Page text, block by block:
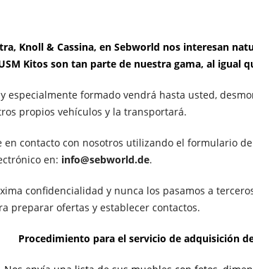
Knoll & Cassina, en Sebworld nos interesan
Kitos son tan parte de nuestra gama, al igual
especialmente formado vendrá hasta usted,
propios vehículos y la transportará.
en contacto con nosotros utilizando el formulario
en: info@sebworld.de.
confidencialidad y nunca los pasamos a
preparar ofertas y establecer contactos.
Procedimiento para el servicio de adquisición